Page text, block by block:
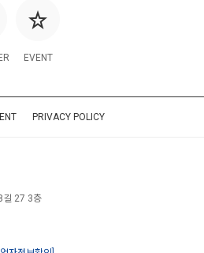
EVENT
PRIVACY POLICY
길 27 3층